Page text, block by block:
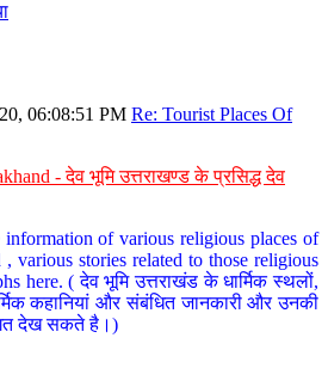
06:08:51 PM Re: Tourist Places Of
- देव भूमि उत्तराखण्ड के प्रसिद्ध देव
of various religious places of
various stories related to those religious
here. ( देव भूमि उत्तराखंड के धार्मिक स्थलों,
कहानियां और संबंधित जानकारी और उनकी
देख सकते है।)